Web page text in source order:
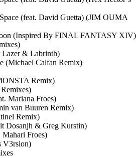
(feat. David Guetta) (JIM OUMA
(Inspired By FINAL FANTASY XIV)
Lazer & Labrinth)
(Michael Calfan Remix)
Remix)
Mariana Froes)
van Buuren Remix)
Remix)
Dosanjh & Greg Kurstin)
Mahari Froes)
V3rsion)